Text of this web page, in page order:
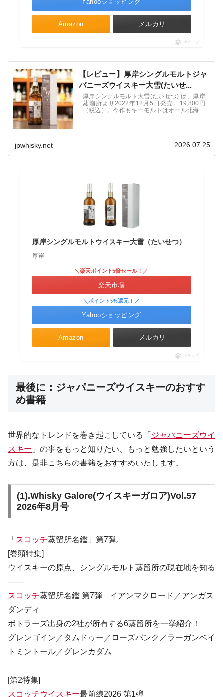
Amazon
Yahooショッピング
メルカリ
ポチップ
【レビュー】厚岸シングルモルトジャ
パニーズウイスキー大雪(たいせ...
厚岸シングルモルト大雪(たいせつ) は、厚岸
蒸溜所より2022年12月5日発売。19,800円
（税込）。今作もキーモルトはオール北海道
jpwhisky.net 2026.07.25
厚岸シングルモルトウイスキー大雪（たいせつ）
厚岸
Amazon
＼楽天ポイント5倍セール！／
楽天市場
＼ポイント5%還元！／
Yahooショッピング
メルカリ
ポチップ
最後に：ジャパニーズウイスキーのおすす
め書籍
世界的なトレンドを巻き起こしている「 ジャパニーズウイ
スキー 」の事をもっと知りたい、もっと勉強したいという
方は、是非こちらの書籍をおすすめいたします。
(1).Whisky Galore(ウイスキーガロア)Vol.57
2026年8月号
「 スコッチ蒸留所名鑑」第7弾。
[巻頭特集]
ウイスキーの原点、シングルモルト蒸留所の現在地を知る
――
スコッチ蒸留所名鑑 第7弾 イアンマクロード／アンガス
ダンディ
ボトラーズ出身の2社が所有する6蒸留所を一挙紹介！
グレンゴイン／タムドゥー／ローズバンク／ラーガンベイ
トミントール／グレンカダム
[第2特集]
スコッチウイスキー最前線2026 第1弾